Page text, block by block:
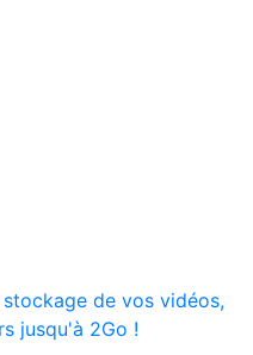
de vos vidéos,
jusqu'à 2Go !